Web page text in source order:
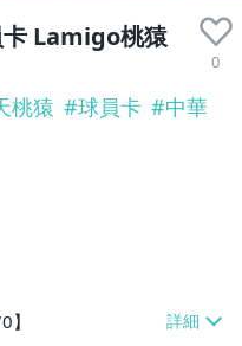
卡 Lamigo桃猿
0
桃猿 #球員卡 #中華